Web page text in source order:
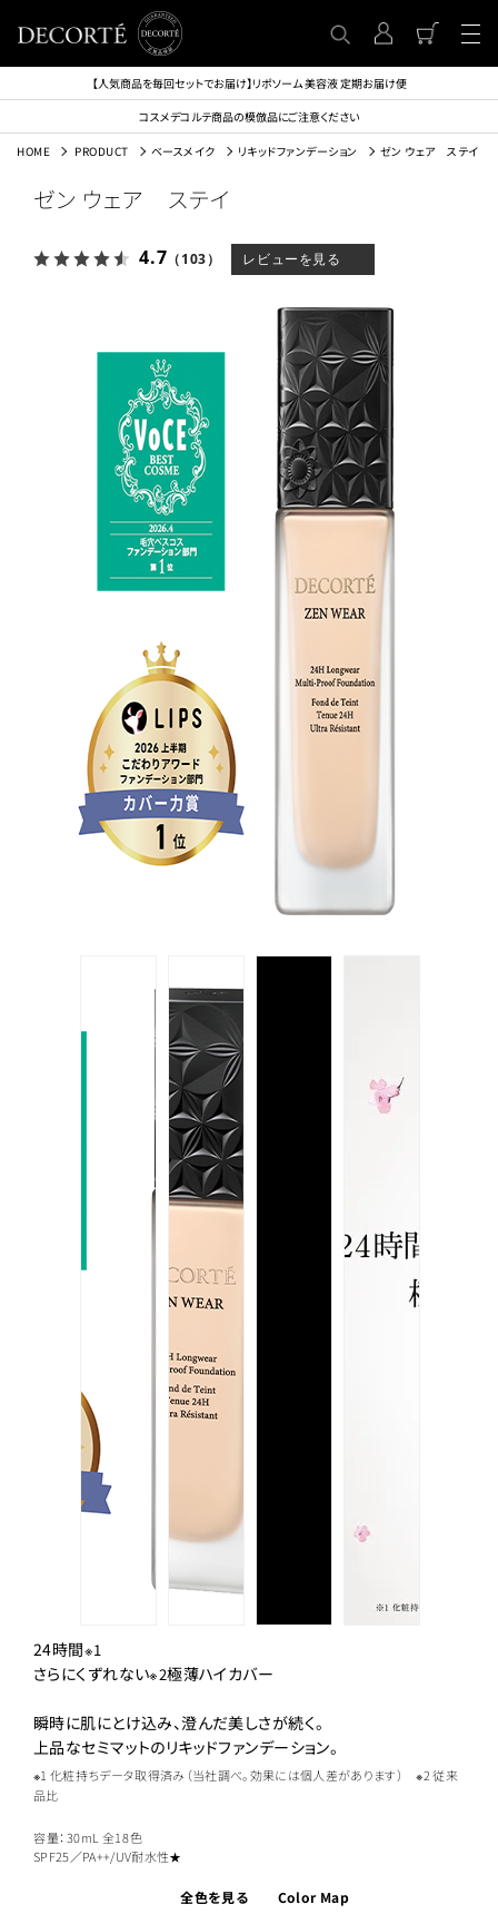
【人気商品を毎回セットでお届け】リポソーム 美容液 定期お届け便
コスメデコルテ商品の模倣品にご注意ください
HOME PRODUCT ベースメイク リキッドファンデーション ゼン ウェア ステイ
ゼン ウェア ステイ
4.7 （103） レビューを見る
24時間※1
さらにくずれない※2極薄ハイカバー
瞬時に肌にとけ込み、澄んだ美しさが続く。
上品なセミマットのリキッドファンデーション。
※1 化粧持ちデータ取得済み（当社調べ。効果には個人差があります） ※2 従来
品比
容量：30mL 全18色
SPF25／PA++/UV耐水性★
全色を見る Color Map